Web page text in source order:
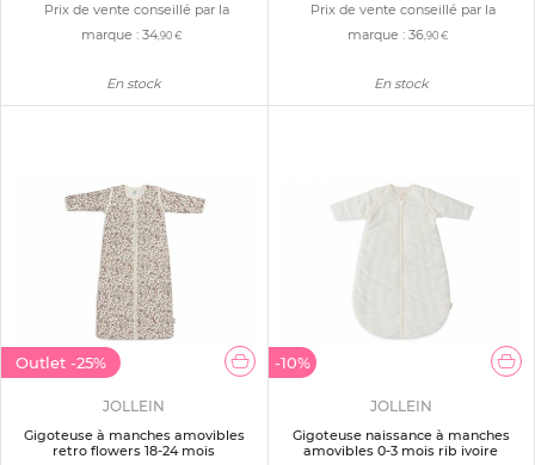
Prix de vente conseillé par la
marque : 34,90 €
En stock
Prix de vente conseillé par la
marque :36,90 €
En stock
Outlet -25%
JOLLEIN
Gigoteuse à manches amovibles
retro flowers 18-24 mois
-10%
JOLLEIN
Gigoteuse naissance à manches
amovibles 0-3 mois rib ivoire